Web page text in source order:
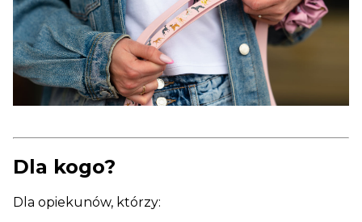
Dla kogo?
Dla opiekunów, którzy: